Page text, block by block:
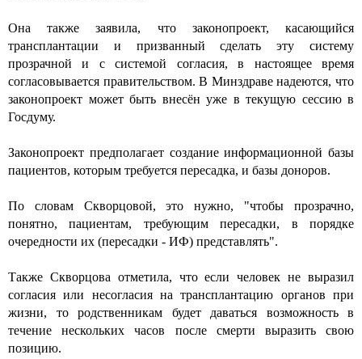
Она также заявила, что законопроект, касающийся
трансплантации и призванный сделать эту систему
прозрачной и с системой согласия, в настоящее время
согласовывается правительством. В Минздраве надеются, что
законопроект может быть внесён уже в текущую сессию в
Госдуму.
Законопроект предполагает создание информационной базы
пациентов, которым требуется пересадка, и базы доноров.
По словам Скворцовой, это нужно, "чтобы прозрачно,
понятно, пациентам, требующим пересадки, в порядке
очередности их (пересадки - ИФ) представлять".
Также Скворцова отметила, что если человек не выразил
согласия или несогласия на трансплантацию органов при
жизни, то родственникам будет даваться возможность в
течение нескольких часов после смерти выразить свою
позицию.